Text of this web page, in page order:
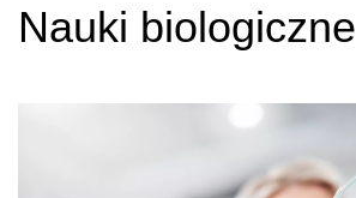
Nauki biologiczne